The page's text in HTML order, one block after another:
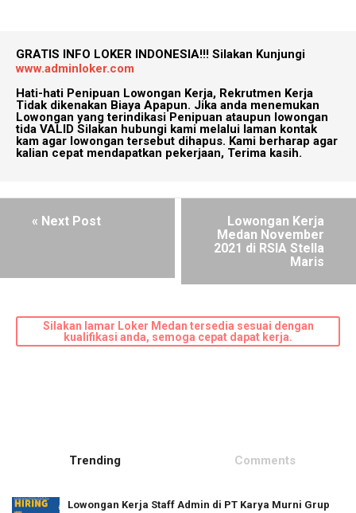
GRATIS INFO LOKER INDONESIA!!! Silakan Kunjungi
www.adminloker.com
Hati-hati Penipuan Lowongan Kerja, Rekrutmen Kerja
Tidak dikenakan Biaya Apapun. Jika anda menemukan
Lowongan yang terindikasi Penipuan ataupun lowongan
tida VALID Silakan hubungi kami melalui laman kontak
kam agar lowongan tersebut dihapus. Kami berharap agar
kalian cepat mendapatkan pekerjaan, Terima kasih.
« Next Post
Lowongan Kerja
Medan November
2021 di RSIA Stella
Maris
Silakan lamar Loker Medan tersedia sesuai dengan
kualifikasi anda, semoga cepat dapat kerja.
Trending Comments
Lowongan Kerja Staff Admin di PT Karya Murni Grup